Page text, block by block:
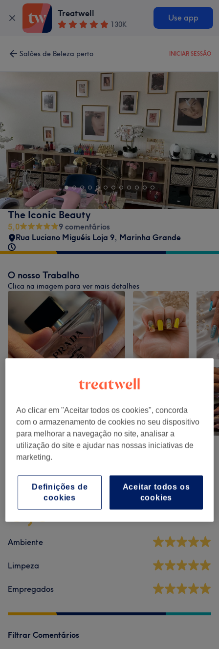
Treatwell
130K
Use app
Salões de Beleza perto INICIAR SESSÃO
The Iconic Beauty
5,0
9 comentários
Rua Luciano Miguéis Loja 9, Marinha Grande
O nosso Trabalho
Clica na imagem para ver mais detalhes
5,0
Ambiente
Limpeza
Empregados
Filtrar Comentários
Ao clicar em "Aceitar todos os cookies", concorda
com o armazenamento de cookies no seu dispositivo
para melhorar a navegação no site, analisar a
utilização do site e ajudar nas nossas iniciativas de
marketing.
Aceitar todos os
cookies
Definições de
cookies